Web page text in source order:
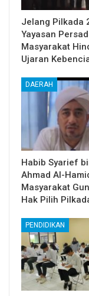
Jelang Pilkada
Yayasan
Masyarakat
Ujaran
DAERAH
Habib Syarief
Ahmad Al-
Masyarakat
Hak Pilih
PENDIDIKAN